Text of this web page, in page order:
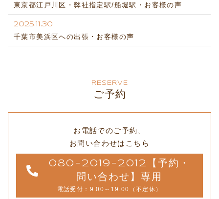
東京都江戸川区・弊社指定駅/船堀駅・お客様の声
2025.11.30
千葉市美浜区への出張・お客様の声
RESERVE
ご予約
お電話でのご予約、
お問い合わせはこちら
080-2019-2012【予約・
問い合わせ】専用
電話受付：9:00～19:00（不定休）